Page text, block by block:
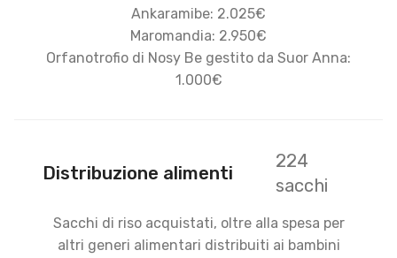
Ankaramibe: 2.025€
Maromandia: 2.950€
Orfanotrofio di Nosy Be gestito da Suor Anna:
1.000€
Distribuzione alimenti
224
sacchi
Sacchi di riso acquistati, oltre alla spesa per
altri generi alimentari distribuiti ai bambini